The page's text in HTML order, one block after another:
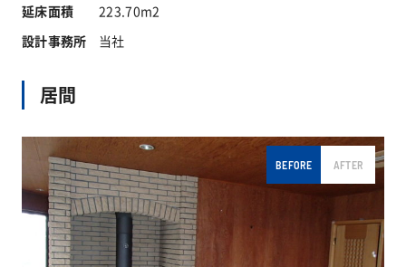
延床面積
223.70m2
設計事務所
当社
居間
BEFORE AFTER